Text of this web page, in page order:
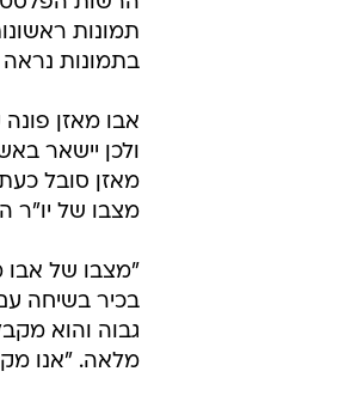
תמונות
בתמונות נראה
אבו מאזן
ולכן יישאר
מאזן סובל
מצבו של יו"ר
"מצבו של אבו
גבוה והוא
מלאה. "אנו